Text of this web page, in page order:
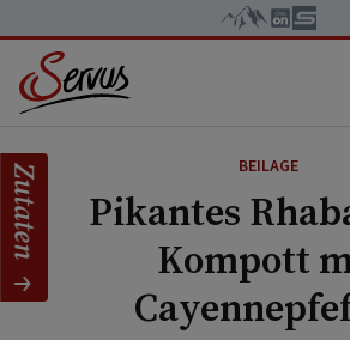
BEILAGE
Pikantes
Kompott
Zutaten